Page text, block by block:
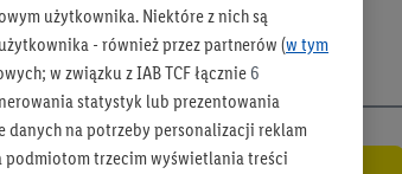
użytkownika. Niektóre z nich są
- również przez partnerów (w tym
w związku z IAB TCF łącznie 6
statystyk lub prezentowania
danych na potrzeby personalizacji reklam
podmiotom trzecim wyświetlania treści